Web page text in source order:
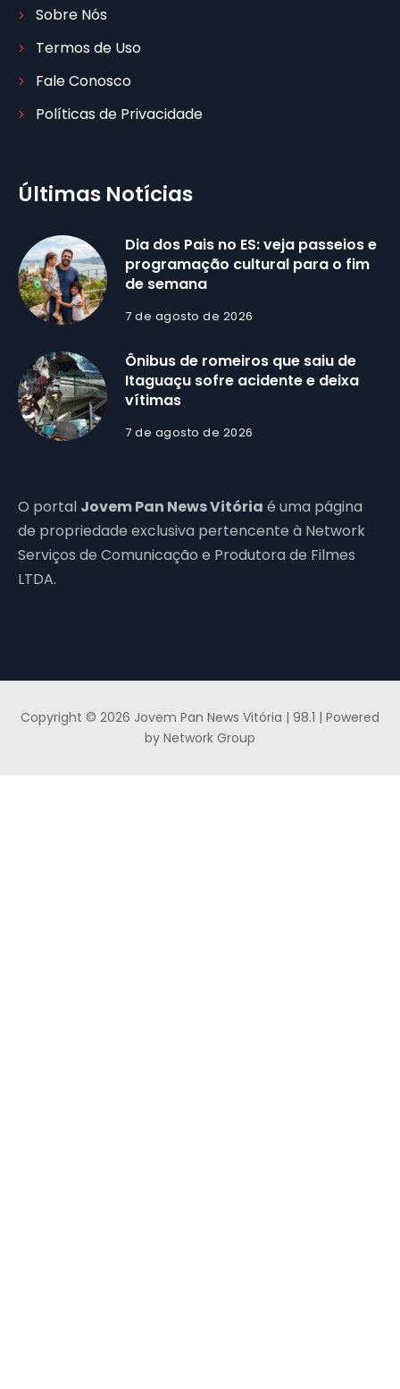
Sobre Nós
Termos de Uso
Fale Conosco
Políticas de Privacidade
Últimas Notícias
Dia dos Pais no ES: veja passeios e
programação cultural para o fim
de semana
7 de agosto de 2026
Ônibus de romeiros que saiu de
Itaguaçu sofre acidente e deixa
vítimas
7 de agosto de 2026
O portal Jovem Pan News Vitória é uma página
de propriedade exclusiva pertencente à Network
Serviços de Comunicação e Produtora de Filmes
LTDA.
Copyright © 2026 Jovem Pan News Vitória | 98.1 | Powered
by Network Group